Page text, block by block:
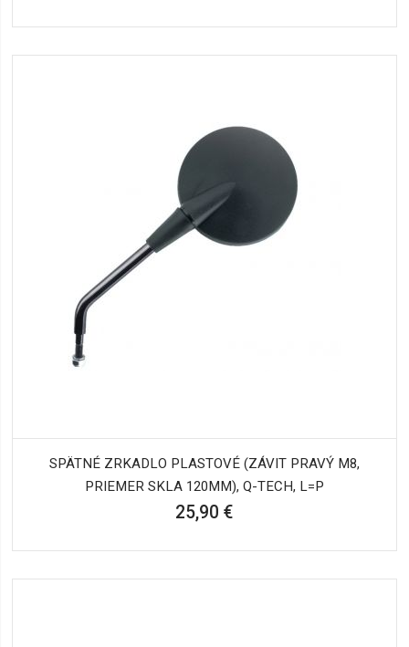
SPÄTNÉ ZRKADLO PLASTOVÉ (ZÁVIT PRAVÝ M8,
PRIEMER SKLA 120MM), Q-TECH, L=P
25,90 €